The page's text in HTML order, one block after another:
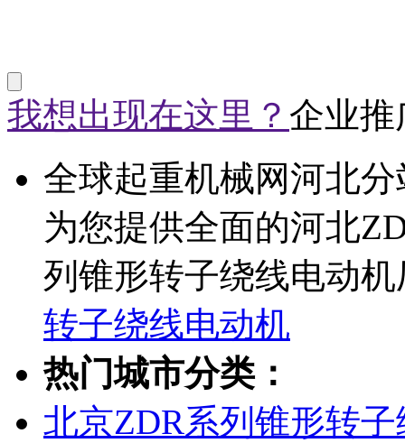
我想出现在这里？ 企业推
全球起重机械网河北
为您提供全面的河北
列锥形转子绕线电动
转子绕线电动机
热门城市分类：
北京ZDR系列锥形转